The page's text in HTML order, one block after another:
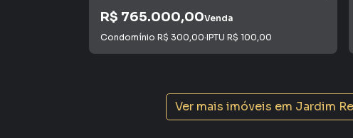
R$ 765.000,00Venda
Condomínio R$ 300,00·IPTU R$ 100,00
Ver mais imóveis em Jardim